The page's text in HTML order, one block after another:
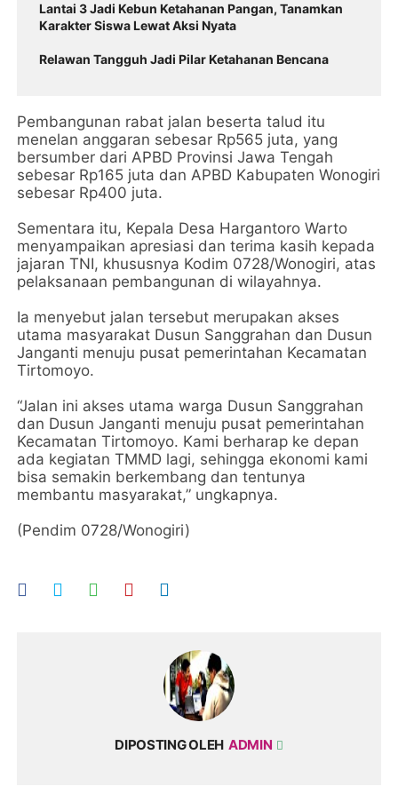
Lantai 3 Jadi Kebun Ketahanan Pangan, Tanamkan
Karakter Siswa Lewat Aksi Nyata
Relawan Tangguh Jadi Pilar Ketahanan Bencana
Pembangunan rabat jalan beserta talud itu
menelan anggaran sebesar Rp565 juta, yang
bersumber dari APBD Provinsi Jawa Tengah
sebesar Rp165 juta dan APBD Kabupaten Wonogiri
sebesar Rp400 juta.
Sementara itu, Kepala Desa Hargantoro Warto
menyampaikan apresiasi dan terima kasih kepada
jajaran TNI, khususnya Kodim 0728/Wonogiri, atas
pelaksanaan pembangunan di wilayahnya.
Ia menyebut jalan tersebut merupakan akses
utama masyarakat Dusun Sanggrahan dan Dusun
Janganti menuju pusat pemerintahan Kecamatan
Tirtomoyo.
“Jalan ini akses utama warga Dusun Sanggrahan
dan Dusun Janganti menuju pusat pemerintahan
Kecamatan Tirtomoyo. Kami berharap ke depan
ada kegiatan TMMD lagi, sehingga ekonomi kami
bisa semakin berkembang dan tentunya
membantu masyarakat,” ungkapnya.
(Pendim 0728/Wonogiri)
DIPOSTING OLEH ADMIN